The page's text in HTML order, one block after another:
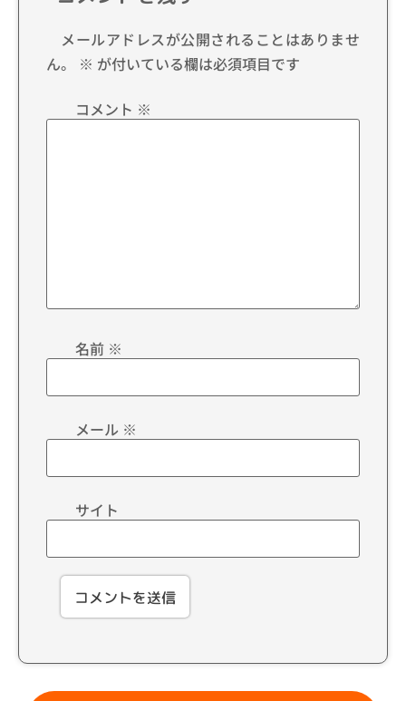
メールアドレスが公開されることはありませ
ん。
※ が付いている欄は必須項目です
コメント ※
名前 ※
メール ※
サイト